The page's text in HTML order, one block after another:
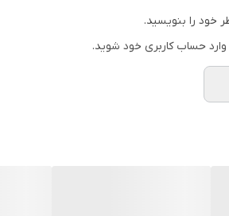
خود را بنویسید.
وارد حساب کاربری خود شوید.